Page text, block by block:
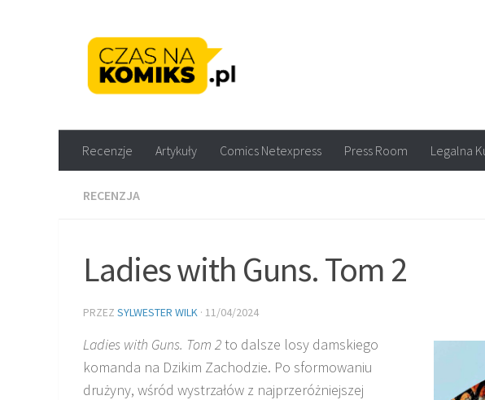
Recenzje Artykuły Comics Netexpress Press Room Legalna
RECENZJA
Ladies with Guns. Tom 2
PRZEZ SYLWESTER WILK · 11/04/2024
Ladies with Guns. Tom 2to dalsze losy damskiego
komanda na Dzikim Zachodzie. Po sformowaniu
drużyny, wśród wystrzałów z najprzeróżniejszej